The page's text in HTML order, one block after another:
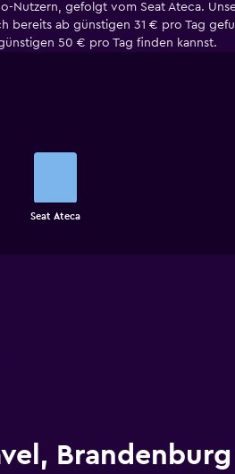
Nutzern, gefolgt vom Seat Ateca.
bereits ab günstigen 31 € pro Tag
50 € pro Tag finden kannst.
Seat Ateca
Brandenburg